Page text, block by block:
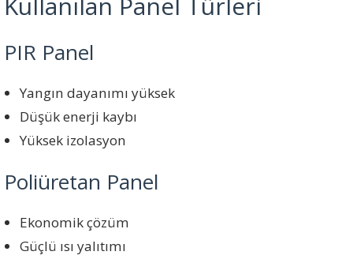
PIR Panel
Yangın dayanımı yüksek
Düşük enerji kaybı
Yüksek izolasyon
Poliüretan Panel
Ekonomik çözüm
Güçlü ısı yalıtımı